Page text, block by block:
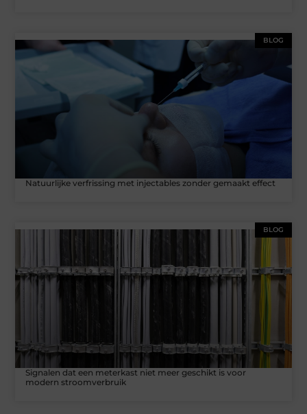
BLOG
Natuurlijke verfrissing met injectables zonder gemaakt effect
BLOG
Signalen dat een meterkast niet meer geschikt is voor
modern stroomverbruik